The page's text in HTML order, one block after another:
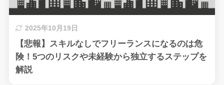
2025年10月19日
【悲報】スキルなしでフリーランスになるのは危
険！5つのリスクや未経験から独立するステップを
解説